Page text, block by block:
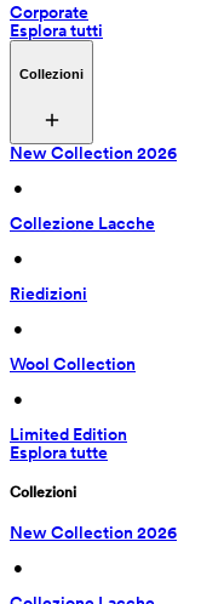
Corporate
Esplora tutti
Collezioni
New Collection 2026
•
Collezione Lacche
•
Riedizioni
•
Wool Collection
•
Limited Edition
Esplora tutte
Collezioni
New Collection 2026
•